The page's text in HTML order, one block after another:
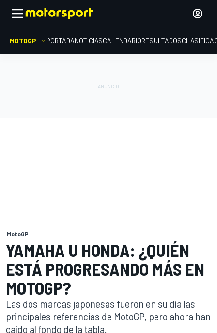
MOTOGP PORTADANOTICIASCALENDARIORESULTADOS
MotoGP
YAMAHA U HONDA: ¿QUIÉN
ESTÁ PROGRESANDO MÁS EN
MOTOGP?
Las dos marcas japonesas fueron en su día las
principales referencias de MotoGP, pero ahora han
caído al fondo de la tabla.